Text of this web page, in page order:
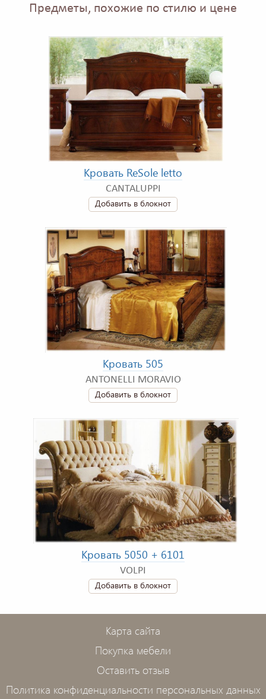
Предметы, похожие по стилю и цене
Кровать ReSole letto
CANTALUPPI
Добавить в блокнот
Кровать 505
ANTONELLI MORAVIO
Добавить в блокнот
Кровать 5050 + 6101
VOLPI
Добавить в блокнот
Карта сайта
Покупка мебели
Оставить отзыв
Политика конфиденциальности персональных данных